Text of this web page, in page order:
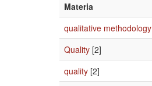
Materia
qualitative methodology
Quality [2]
quality [2]